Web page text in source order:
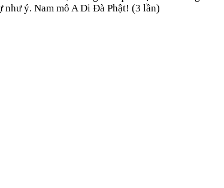
như ý. Nam mô A Di Đà Phật! (3 lần)